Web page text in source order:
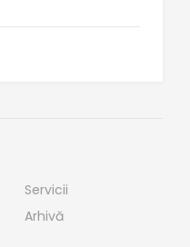
Servicii
Arhivă